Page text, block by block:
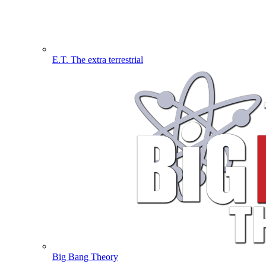
E.T. The extra terrestrial
Big Bang Theory